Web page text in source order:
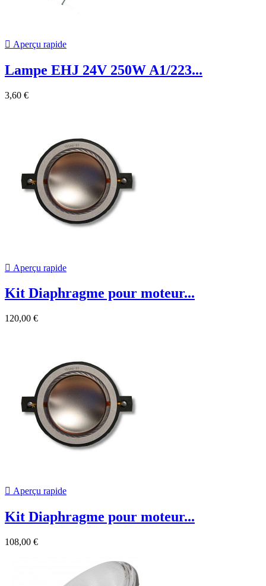
 Aperçu rapide
Lampe EHJ 24V 250W A1/223...
3,60 €
 Aperçu rapide
Kit Diaphragme pour moteur...
120,00 €
 Aperçu rapide
Kit Diaphragme pour moteur...
108,00 €